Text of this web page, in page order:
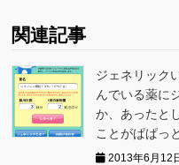
関連記事
ジェネリック
んでいる薬に
か、あったと
ことがぱぱっ
2013年6月12